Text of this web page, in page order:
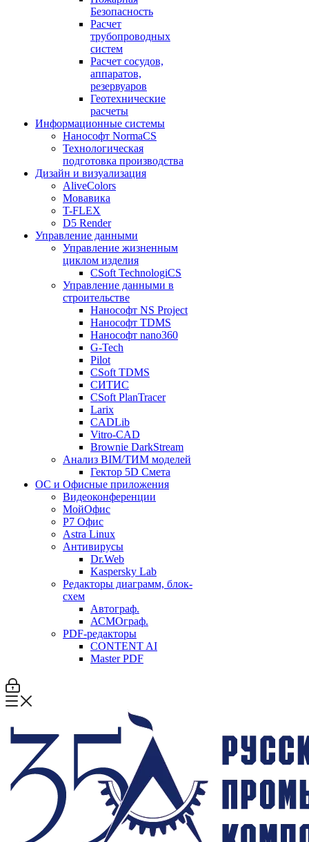
Безопасность
Расчет
трубопроводных
систем
Расчет сосудов,
аппаратов,
резервуаров
Геотехнические
расчеты
Информационные системы
Нанософт NormaCS
Технологическая
подготовка производства
Дизайн и визуализация
AliveColors
Мовавика
T-FLEX
D5 Render
Управление данными
Управление жизненным
циклом изделия
CSoft TechnologiCS
Управление данными в
строительстве
Нанософт NS Project
Нанософт TDMS
Нанософт nano360
G-Tech
Pilot
CSoft TDMS
СИТИС
CSoft PlanTracer
Larix
CADLib
Vitro-CAD
Brownie DarkStream
Анализ BIM/ТИМ моделей
Гектор 5D Смета
ОС и Офисные приложения
Видеоконференции
МойОфис
P7 Офис
Astra Linux
Антивирусы
Dr.Web
Kaspersky Lab
Редакторы диаграмм, блок-
схем
Автограф.
АСМОграф.
PDF-редакторы
CONTENT AI
Master PDF